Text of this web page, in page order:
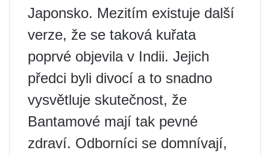
Japonsko. Mezitím existuje další
verze, že se taková kuřata
poprvé objevila v Indii. Jejich
předci byli divocí a to snadno
vysvětluje skutečnost, že
Bantamové mají tak pevné
zdraví. Odborníci se domnívají,